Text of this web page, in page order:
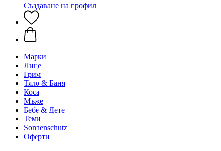
Създаване на профил
Марки
Лице
Грим
Тяло & Баня
Коса
Мъже
Бебе & Дете
Теми
Sonnenschutz
Оферти